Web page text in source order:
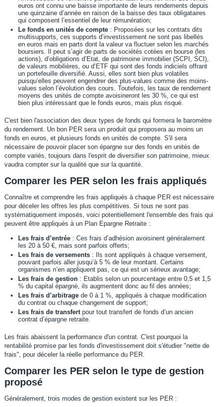
euros ont connu une baisse importante de leurs rendements depuis
une quinzaine d’année en raison de la baisse des taux obligataires
qui composent l’essentiel de leur rémunération;
Le fonds en unités de compte: Proposées sur les contrats dits
multisupports, ces supports d’investissement ne sont pas libellés
en euros mais en parts dont la valeur va fluctuer selon les marchés
boursiers. Il peut s’agir de parts de sociétés cotées en bourse (les
actions), d’obligations d’Etat, de patrimoine immobilier (SCPI, SCI),
de valeurs mobilières, ou d’ETF qui sont des fonds indiciels offrant
un portefeuille diversifié. Aussi, elles sont bien plus volatiles
puisqu’elles peuvent engendrer des plus-values comme des moins-
values selon l’évolution des cours. Toutefois, les taux de rendement
moyens des unités de compte avoisineront les 30 %, ce qui est
bien plus intéressant que le fonds euros, mais plus risqué.
C'est bien l'association des deux types de fonds qui formera le baromètre
du rendement. Un bon PER sera un produit qui proposera au moins un
fonds en euros, et plusieurs fonds en unités de compte. S'il sera
nécessaire de pouvoir placer son épargne sur des fonds en unités de
compte variés, toujours dans l'esprit de diversifier son patrimoine, mieux
vaudra compter sur la qualité que sur la quantité.
Comparer les PER selon les frais appliqués
Connaître et comprendre les frais appliqués à chaque PER est nécessaire
pour déceler les offres les plus compétitives. Si tous ne sont pas
systématiquement imposés, voici potentiellement l'ensemble des frais qui
peuvent être appliqués à un Plan Epargne Retraite :
Les frais d’entrée: Ces frais d’adhésion avoisinent généralement
les 20 à 50 €, mais sont parfois offerts;
Les frais de versements: Ils sont appliqués à chaque versement,
pouvant parfois aller jusqu’à 5 % de leur montant. Certains
organismes n’en appliquent pas, ce qui est un sérieux avantage;
Les frais de gestion: Etablis selon un pourcentage entre 0,5 et 1,5
% du capital épargné, ils augmentent donc au fil des années;
Les frais d’arbitragede 0 à 1 %, appliqués à chaque modification
du contrat ou chaque changement de support;
Les frais de transfertpour tout transfert de fonds d’un ancien
contrat d’épargne retraite.
Les frais abaissent la performance d'un contrat. C'est pourquoi la
rentabilité promise par les fonds d'investissement doit s'étudier "nette de
frais", pour déceler la réelle performance du PER.
Comparer les PER selon le type de gestion
proposé
Généralement, trois modes de gestion existent sur les PER :